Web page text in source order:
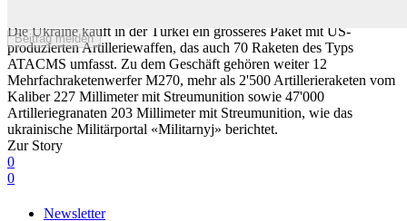
Beitrag melden
Die Ukraine kauft in der Türkei ein grösseres Paket mit US-
produzierten Artilleriewaffen, das auch 70 Raketen des Typs
ATACMS umfasst. Zu dem Geschäft gehören weiter 12
Mehrfachraketenwerfer M270, mehr als 2'500 Artillerieraketen vom
Kaliber 227 Millimeter mit Streumunition sowie 47'000
Artilleriegranaten 203 Millimeter mit Streumunition, wie das
ukrainische Militärportal «Militarnyj» berichtet.
Zur Story
0
0
Newsletter